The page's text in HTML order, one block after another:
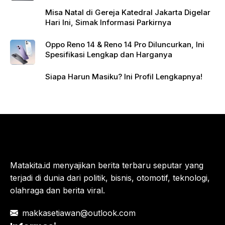
Misa Natal di Gereja Katedral Jakarta Digelar
Hari Ini, Simak Informasi Parkirnya
Oppo Reno 14 & Reno 14 Pro Diluncurkan, Ini
Spesifikasi Lengkap dan Harganya
Siapa Harun Masiku? Ini Profil Lengkapnya!
Matakita.id menyajikan berita terbaru seputar yang
terjadi di dunia dari politik, bisnis, otomotif, teknologi,
olahraga dan berita viral.
makkasetiawan@outlook.com